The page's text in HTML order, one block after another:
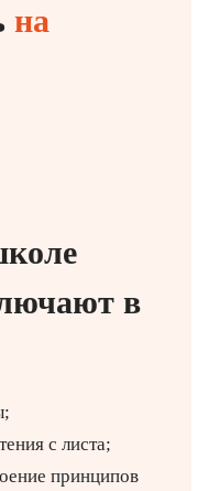
на
в
с листа;
принципов